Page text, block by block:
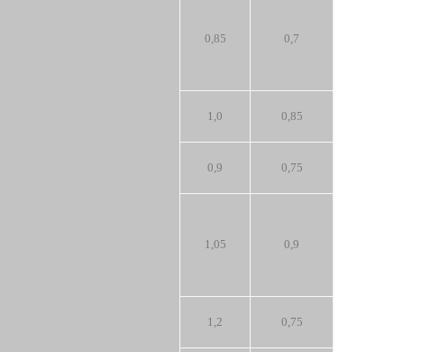
0,85
0,7
1,0 0,85
0,9 0,75
1,05
0,9
1,2 0,75